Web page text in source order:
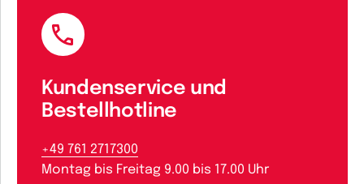
Kundenservice und
Bestellhotline
+49 761 2717300
Montag bis Freitag 9.00 bis 17.00 Uhr